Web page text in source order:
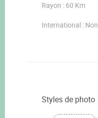
Rayon : 60 Km
International : Non
Styles de photo